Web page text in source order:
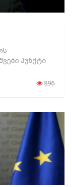
პუნქტი
896